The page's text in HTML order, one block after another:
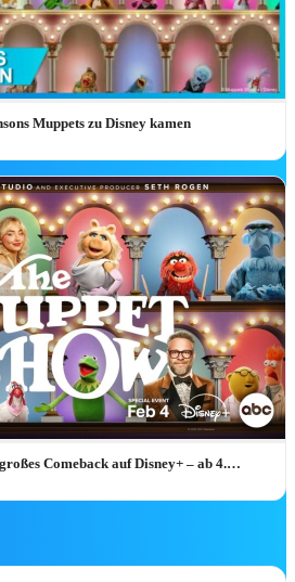
DLP Ticket & Hotel Pauschalen*
Nur Park-Tickets (DLP)*
Walt Disney World Tickets*
🎫 Attraktions-Tickets weltweit*
CRP-Insider-Guide →
PARK-
Disney Pins August 2026: Alle
Paris Neuheiten
Disney Pin Neuheiten August 2026: alle
aus Disneyland Paris, Disneyland Resort & Walt
Disney World – mit…
Muppets zu Disney kamen
Comeback auf Disney+ – ab 4.…